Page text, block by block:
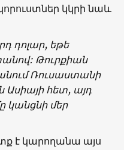
կկրի նաև
դոլար, եթե
Թուրքիան
Ռուսաստանի
Ասիայի հետ, այդ
կանցնի մեր
է կարողանա այս